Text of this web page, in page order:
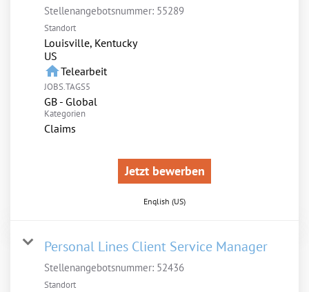
Stellenangebotsnummer: 55289
Standort
Louisville, Kentucky
homeTelearbeit
JOBS.TAGS5
GB - Global
Kategorien
Claims
Jetzt bewerben
English (US)
Personal Lines Client Service Manager
Stellenangebotsnummer: 52436
Standort